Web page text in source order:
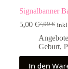
Signalbanner
7,99€
Preis
war:
5,00 €Aktueller
Preis
ist:
Angebote
Geburt,
In den